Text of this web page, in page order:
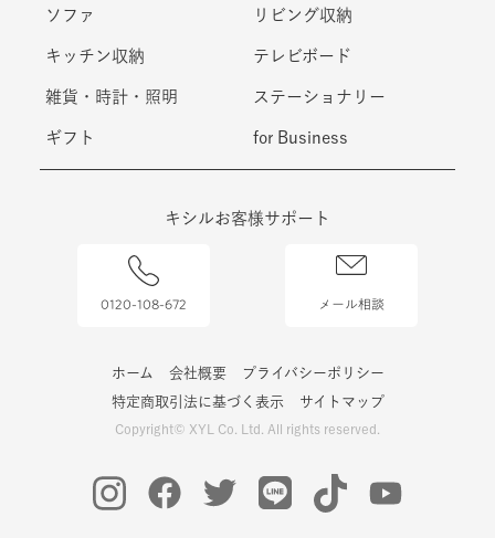
ソファ リビング収納
キッチン収納 テレビボード
雑貨・時計・照明 ステーショナリー
ギフト for Business
キシルお客様サポート
0120-108-672 メール相談
ホーム 会社概要
プライバシーポリシー
特定商取引法に基づく表示
サイトマップ
Copyright© XYL Co. Ltd. All rights reserved.